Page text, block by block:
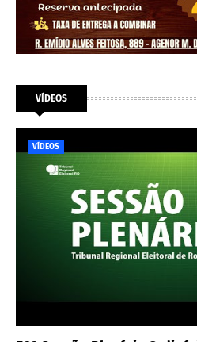
VÍDEOS
VÍDEOS